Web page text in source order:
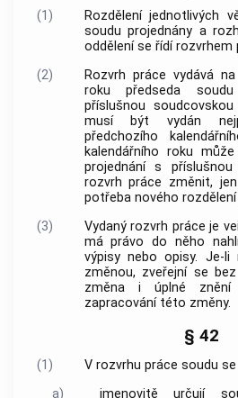
(1)
Rozdělení jednotlivých
soudu projednány a
oddělení se řídí rozvrhem
(2)
Rozvrh práce vydává
roku předseda
příslušnou
musí být vydán
předchozího
kalendářního roku
projednání s
rozvrh práce změnit,
potřeba nového
(3)
Vydaný rozvrh práce je
má právo do něho
výpisy nebo opisy. Je-
změnou, zveřejní se
změna i úplné
zapracování této změny.
§ 42
(1)
V rozvrhu práce soudu
a)
jmenovitě určují